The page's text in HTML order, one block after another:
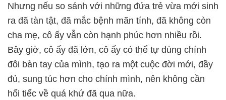
Nhưng nếu so sánh với những đứa trẻ vừa mới sinh
ra đã tàn tật, đã mắc bệnh mãn tính, đã không còn
cha mẹ, cô ấy vẫn còn hạnh phúc hơn nhiều rồi.
Bây giờ, cô ấy đã lớn, cô ấy có thể tự dùng chính
đôi bàn tay của mình, tạo ra một cuộc đời mới, đầy
đủ, sung túc hơn cho chính mình, nên không cần
hối tiếc về quá khứ đã qua nữa.